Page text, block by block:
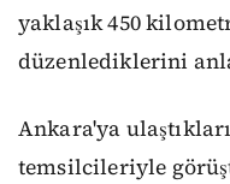
yaklaşık 450
düzenlediklerini
Ankara'ya
temsilcileriyle